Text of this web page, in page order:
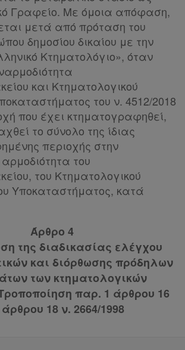
Γραφείο. Με όμοια απόφαση,
μετά από πρόταση του
δημοσίου δικαίου με την
Κτηματολόγιο», όταν
και Κτηματολογικού
του ν. 4512/2018
που έχει κτηματογραφηθεί,
το σύνολο της ίδιας
περιοχής στην
του
του Κτηματολογικού
Υποκαταστήματος, κατά
Άρθρο 4
της διαδικασίας ελέγχου
και διόρθωσης πρόδηλων
των κτηματολογικών
παρ. 1 άρθρου 16
18 ν. 2664/1998